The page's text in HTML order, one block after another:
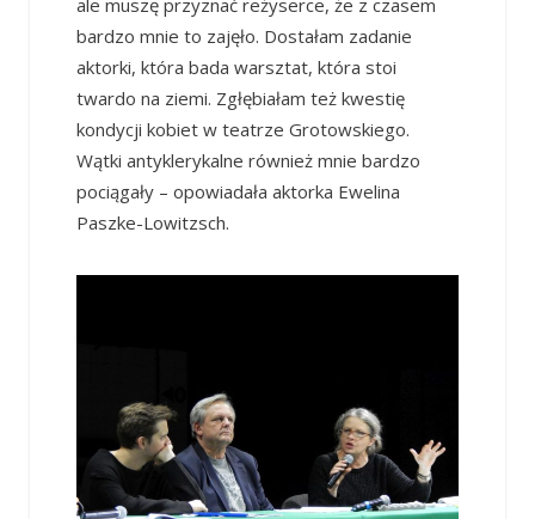
bardzo mnie to zajęło. Dostałam zadanie
aktorki, która bada warsztat, która stoi
twardo na ziemi. Zgłębiałam też kwestię
kondycji kobiet w teatrze Grotowskiego.
Wątki antyklerykalne również mnie bardzo
pociągały – opowiadała aktorka Ewelina
Paszke-Lowitzsch.